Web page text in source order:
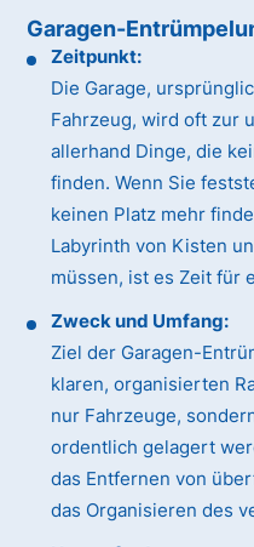
Garagen-
Zeitpunkt:
Die Garage,
Fahrzeug, wird oft zur
allerhand Dinge, die
finden. Wenn Sie
keinen Platz mehr
Labyrinth von Kisten
müssen, ist es Zeit für
Zweck und Umfang:
Ziel der Garagen-
klaren, organisierten
nur Fahrzeuge,
ordentlich gelagert
das Entfernen von
das Organisieren des